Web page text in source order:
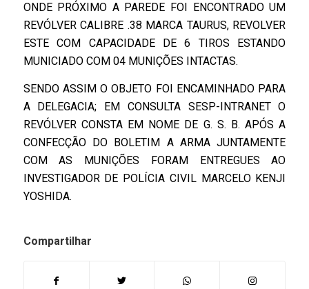
ONDE PRÓXIMO A PAREDE FOI ENCONTRADO UM
REVÓLVER CALIBRE .38 MARCA TAURUS, REVOLVER
ESTE COM CAPACIDADE DE 6 TIROS ESTANDO
MUNICIADO COM 04 MUNIÇÕES INTACTAS.
SENDO ASSIM O OBJETO FOI ENCAMINHADO PARA
A DELEGACIA; EM CONSULTA SESP-INTRANET O
REVÓLVER CONSTA EM NOME DE G. S. B. APÓS A
CONFECÇÃO DO BOLETIM A ARMA JUNTAMENTE
COM AS MUNIÇÕES FORAM ENTREGUES AO
INVESTIGADOR DE POLÍCIA CIVIL MARCELO KENJI
YOSHIDA.
Compartilhar